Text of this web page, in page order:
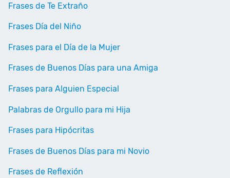
Frases de Te Extraño
Frases Día del Niño
Frases para el Día de la Mujer
Frases de Buenos Días para una Amiga
Frases para Alguien Especial
Palabras de Orgullo para mi Hija
Frases para Hipócritas
Frases de Buenos Días para mi Novio
Frases de Reflexión